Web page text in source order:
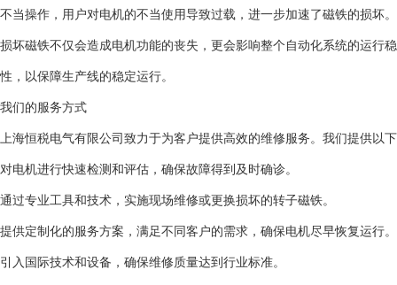
不当操作，用户对电机的不当使用导致过载，进一步加速了磁铁的损坏。
损坏磁铁不仅会造成电机功能的丧失，更会影响整个自动化系统的运行
性，以保障生产线的稳定运行。
我们的服务方式
上海恒税电气有限公司致力于为客户提供高效的维修服务。我们提供以
对电机进行快速检测和评估，确保故障得到及时确诊。
通过专业工具和技术，实施现场维修或更换损坏的转子磁铁。
提供定制化的服务方案，满足不同客户的需求，确保电机尽早恢复运行。
引入国际技术和设备，确保维修质量达到行业标准。